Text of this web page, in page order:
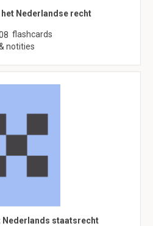
Nederlandse recht
flashcards
notities
Nederlands staatsrecht